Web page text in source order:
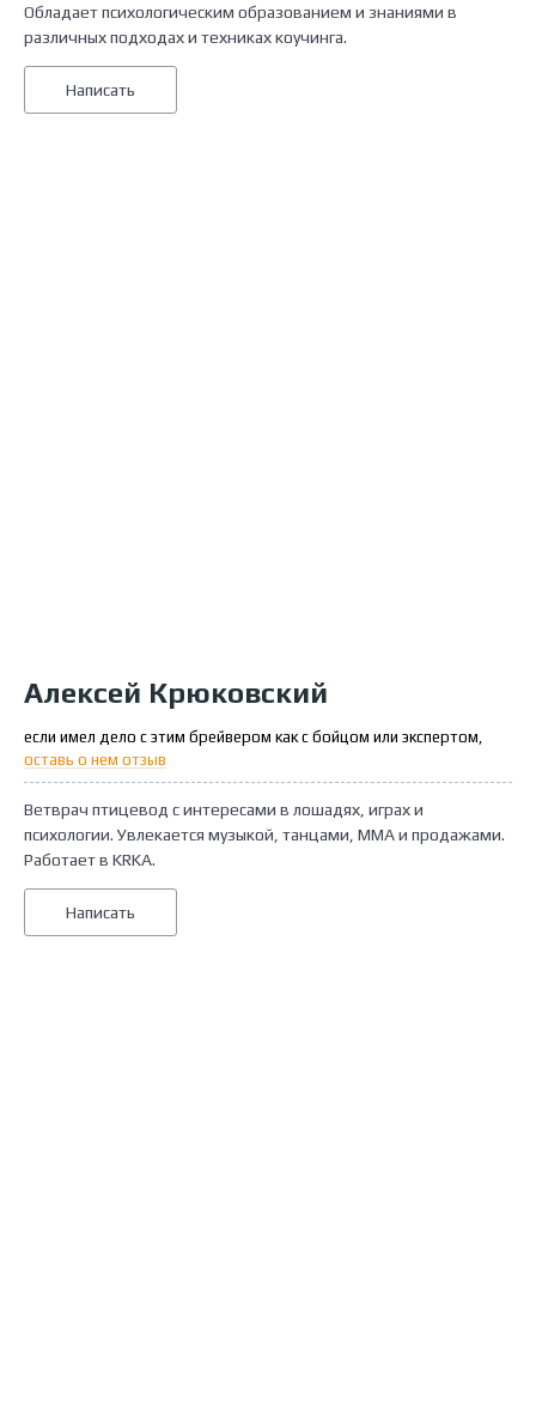
Обладает психологическим образованием и знаниями в
различных подходах и техниках коучинга.
Написать
Алексей Крюковский
если имел дело с этим брейвером как с бойцом или экспертом,
оставь о нем отзыв
Ветврач птицевод с интересами в лошадях, играх и
психологии. Увлекается музыкой, танцами, ММА и продажами.
Работает в KRKA.
Написать